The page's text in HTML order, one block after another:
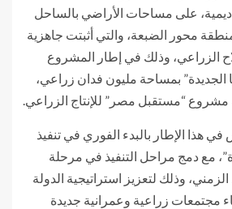
على مساحات الأراضي بالساحل
محور الضبعة، والتي أثبتت جاهزية
الزراعي، وذلك في إطار المشروع
الجديدة” بمساحة مليون فدان زراعي،
“مستقبل مصر” للإنتاج الزراعي.
هذا الإطار بالبدء الفوري في تنفيذ
مع دمج مراحل التنفيذ في مرحلة
وذلك لتعزيز استراتيجية الدولة
مجتمعات زراعية وعمرانية جديدة